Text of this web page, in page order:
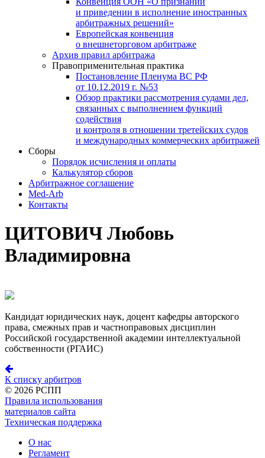
и приведении в исполнение иностранных
арбитражных решений»
Европейская конвенция
о внешнеторговом арбитраже
Архив правил арбитража
Правоприменительная практика
Постановление Пленума ВС РФ
от 10.12.2019 г. №53
Обзор практики рассмотрения судами дел,
связанных с выполнением функций
содействия
и контроля в отношении третейских судов
и международных коммерческих арбитражей
Сборы
Порядок исчисления и оплаты
Калькулятор сборов
Арбитражное соглашение
Med-Arb
Контакты
ЦИТОВИЧ Любовь
Владимировна
Кандидат юридических наук, доцент кафедры авторского
права, смежных прав и частноправовых дисциплин
Российской государственной академии интеллектуальной
собственности (РГАИС)
К списку арбитров
© 2026 РСПП
Правила использования
материалов сайта
Техническая поддержка
О нас
Регламент